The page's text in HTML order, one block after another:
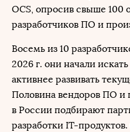
OCS, опросив свыше 100
разработчиков ПО и
Восемь из 10
2026 г. они начали
активнее развивать
Половина вендоров ПО и
в России подбирают
разработки IT-